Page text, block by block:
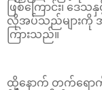
ဖြစ်ကြောင်း၊ ဒ
လိုအပ်သည်များကို အက
ကြားသည်။
ထို့နောက် တက်ရော